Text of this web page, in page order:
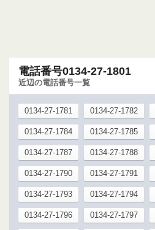
電話番号0134-27-1801
近辺の電話番号一覧
0134-27-1781 0134-27-1782
0134-27-1784 0134-27-1785
0134-27-1787 0134-27-1788
0134-27-1790 0134-27-1791
0134-27-1793 0134-27-1794
0134-27-1796 0134-27-1797